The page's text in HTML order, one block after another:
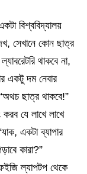
বিশ্ববিদ্যালয়
সেখানে কোন ছাত্র
থাকবে না,
একটু দম নেবার
ছাত্র থাকবে!”
করব যে লাখে লাখে
একটা ব্যাপার
কারা?”
ল্যাপটপ থেকে